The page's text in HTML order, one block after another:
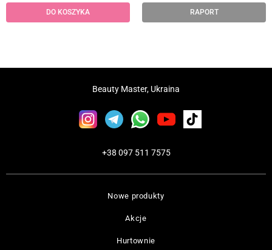
DO KOSZYKA RAPORT
Nowe produkty
Akcje
Hurtownie
Beauty Master, Ukraina
+38 097 511 7575